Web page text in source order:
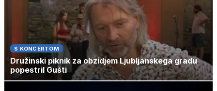
S KONCERTOM
Družinski piknik za obzidjem Ljubljanskega gradu
popestril Gušti